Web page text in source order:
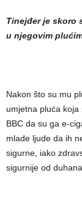
Tinejđer je skoro
u njegovim
Nakon što su mu
umjetna pluća
BBC da su ga e-
mlade ljude da ih
sigurne, iako
sigurnije od duhana.